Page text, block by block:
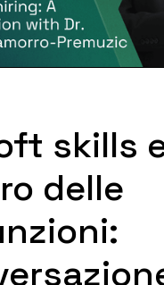
skills
delle